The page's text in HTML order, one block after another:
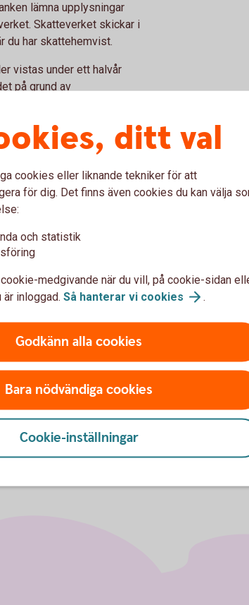
lämna upplysningar
Skatteverket skickar i
du har skattehemvist.
vistas under ett halvår
på grund av
eller aktuellt lands
Du kan läsa mer om
skattehemvist i annat land
hemsida.
CRS - Skatterättslig
(financesweden.se)
ditt val
cookies eller liknande tekniker för att
för dig. Det finns även cookies du kan välja
och statistik
medgivande när du vill, på cookie-sidan
är inloggad. Så hanterar vi cookies .
Godkänn alla cookies
Bara nödvändiga cookies
Cookie-inställningar